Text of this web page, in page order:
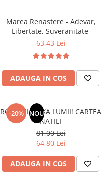
Marea Renastere - Adevar,
Libertate, Suveranitate
63,43 Lei
ADAUGA IN COS
-20% NOU
ROMANIA, AXA LUMII! CARTEA
NATIEI
81,00 Lei
64,80 Lei
ADAUGA IN COS